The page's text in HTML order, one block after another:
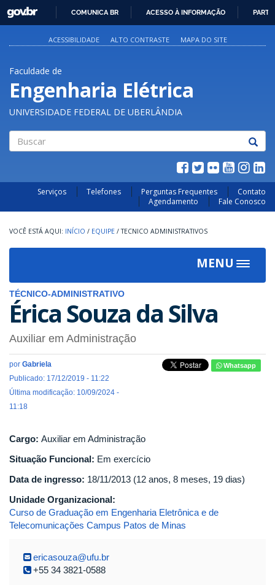
PARA
O
GOVBR
COMUNICA BR ACESSO À INFORMAÇÃO
ACESSIBILIDADE ALTO CONTRASTE MAPA DO SITE
Faculdade de
Engenharia Elétrica
UNIVERSIDADE FEDERAL DE UBERLÂNDIA
Serviços Telefones Perguntas Frequentes
Contato
Agendamento
Fale Conosco
INÍCIO / EQUIPE / TECNICO ADMINISTRATIVOS
MENU
Toggle
TÉCNICO-ADMINISTRATIVO
Érica Souza da Silva
Auxiliar em Administração
por Gabriela
Publicado: 17/12/2019 - 11:22
Última modificação: 10/09/2024 -
11:18
Whatsapp
Cargo: Auxiliar em Administração
Situação Funcional: Em exercício
Data de ingresso: 18/11/2013 (12 anos, 8 meses, 19 dias)
Unidade Organizacional:
Curso de Graduação em Engenharia Eletrônica e de
Telecomunicações Campus Patos de Minas
ericasouza@ufu.br
+55 34 3821-0588